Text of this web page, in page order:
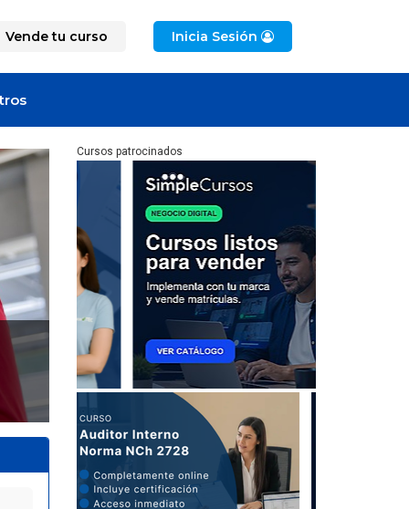
Vende tu curso Inicia Sesión
Cursos patrocinados